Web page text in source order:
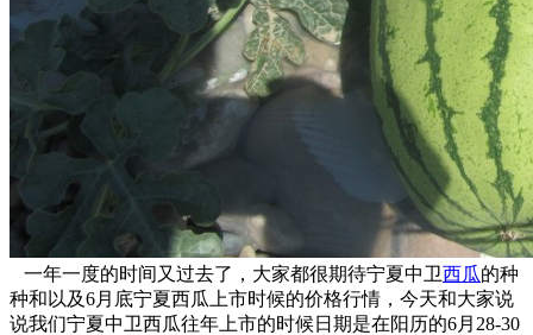
一年一度的时间又过去了，大家都很期待宁夏中卫西瓜的种
种和以及6月底宁夏西瓜上市时候的价格行情，今天和大家说
说我们宁夏中卫西瓜往年上市的时候日期是在阳历的6月28-30